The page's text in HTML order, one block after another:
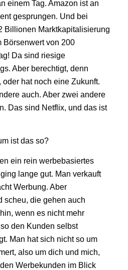
einem Tag. Amazon ist an
gesprungen. Und bei
Billionen Marktkapitalisierung
Börsenwert von 200
Da sind riesige
Aber berechtigt, denn
hat noch eine Zukunft.
auch. Aber zwei andere
Das sind Netflix, und das ist
ist das so?
ein rein werbebasiertes
lange gut. Man verkauft
Werbung. Aber
scheu, die gehen auch
wenn es nicht mehr
den Kunden selbst
Man hat sich nicht so um
also um dich und mich,
Werbekunden im Blick